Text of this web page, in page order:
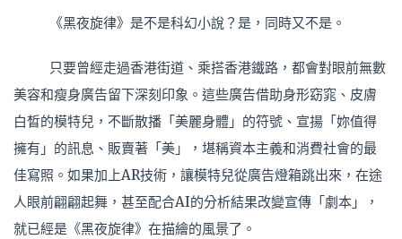
《黑夜旋律》是不是科幻小說？是，同時又不是。
只要曾經走過香港街道、乘搭香港鐵路，都會對眼前無數
美容和瘦身廣告留下深刻印象。這些廣告借助身形窈窕、皮膚
白晳的模特兒，不斷散播「美麗身體」的符號、宣揚「妳值得
擁有」的訊息、販賣著「美」，堪稱資本主義和消費社會的最
佳寫照。如果加上AR技術，讓模特兒從廣告燈箱跳出來，在途
人眼前翩翩起舞，甚至配合AI的分析結果改變宣傳「劇本」，
就已經是《黑夜旋律》在描繪的風景了。